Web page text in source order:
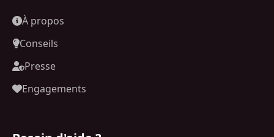
À propos
Conseils
Presse
Engagements